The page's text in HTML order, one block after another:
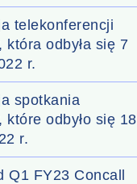
telekonferencji
która odbyła się 7
r.
spotkania
które odbyło się 18
r.
Q1 FY23 Concall